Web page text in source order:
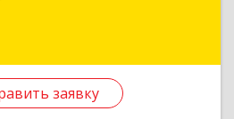
заявку
ца, Д.Швец ул, дом № 167
Подробнее
заявку